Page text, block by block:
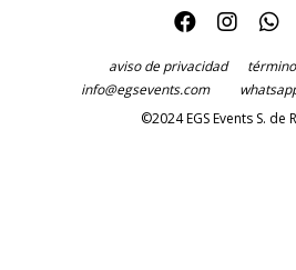
aviso de privacidad
info@egsevents.com
©2024 EGS Events S. de